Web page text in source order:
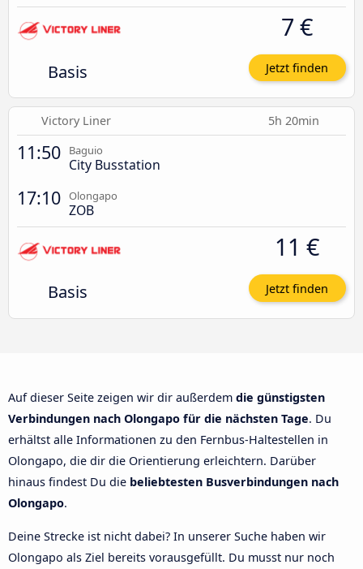
Basis
7 €
Jetzt finden
Victory Liner 5h 20min
11:50 Baguio
City Busstation
17:10 Olongapo
ZOB
Basis
11 €
Jetzt finden
Auf dieser Seite zeigen wir dir außerdem die günstigsten
Verbindungen nach Olongapo für die nächsten Tage. Du
erhältst alle Informationen zu den Fernbus-Haltestellen in
Olongapo, die dir die Orientierung erleichtern. Darüber
hinaus findest Du die beliebtesten Busverbindungen nach
Olongapo.
Deine Strecke ist nicht dabei? In unserer Suche haben wir
Olongapo als Ziel bereits vorausgefüllt. Du musst nur noch